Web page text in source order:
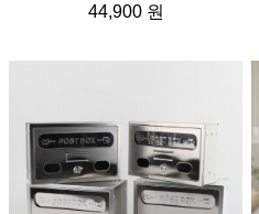
44,900 원